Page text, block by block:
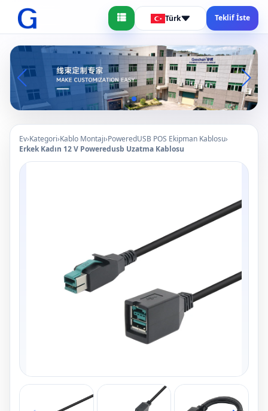
Türk Teklif İste
Ev›Kategori›Kablo Montajı›PoweredUSB POS Ekipman Kablosu›
Erkek Kadın 12 V Poweredusb Uzatma Kablosu